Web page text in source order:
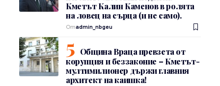
Кметът Калин Каменов в ролята
на ловец на сърца (и не само).
Отadmin_nbgeu
Община Враца превзета от
корупция и беззаконие – Кметът-
мултимилионер държи главния
архитект на каишка!